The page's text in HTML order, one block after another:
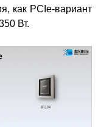
как PCIe-вариант
Вт.